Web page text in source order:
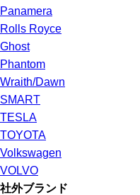
Panamera
Rolls Royce
Ghost
Phantom
Wraith/Dawn
SMART
TESLA
TOYOTA
Volkswagen
VOLVO
社外ブランド